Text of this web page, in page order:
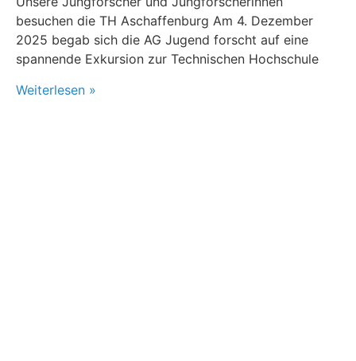
besuchen die TH Aschaffenburg Am 4. Dezember
2025 begab sich die AG Jugend forscht auf eine
spannende Exkursion zur Technischen Hochschule
Weiterlesen »